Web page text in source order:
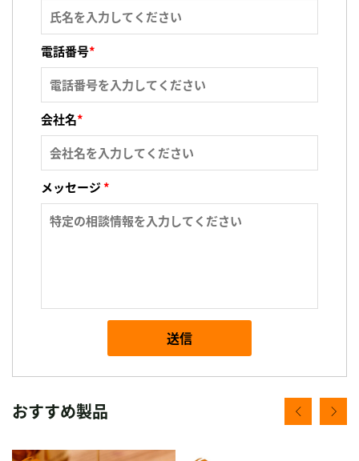
電話番号*
会社名*
メッセージ*
送信
おすすめ製品